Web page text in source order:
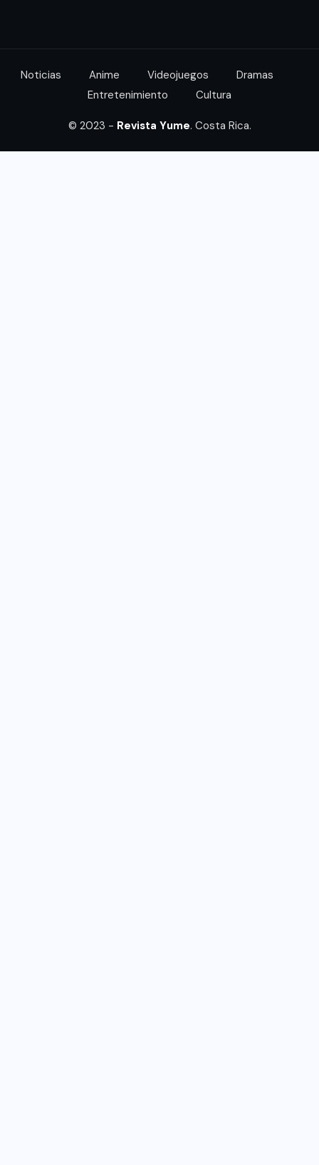
Noticias Anime Videojuegos
Dramas
Entretenimiento
Cultura
© 2023 - Revista Yume. Costa Rica.